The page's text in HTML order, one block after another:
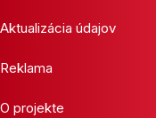
Aktualizácia údajov
Reklama
O projekte